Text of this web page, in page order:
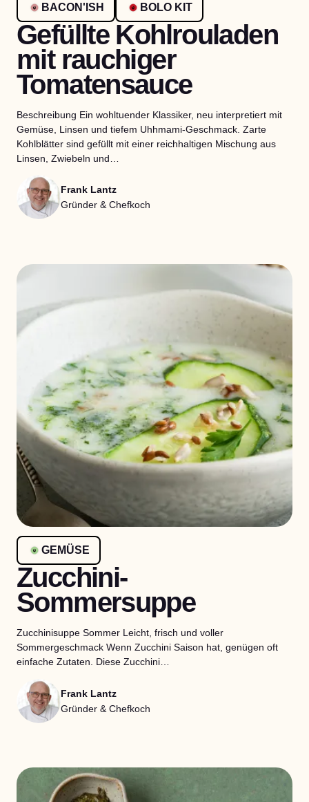
BACON'ISH BOLO KIT
Gefüllte Kohlrouladen
mit rauchiger
Tomatensauce
Beschreibung Ein wohltuender Klassiker, neu interpretiert mit
Gemüse, Linsen und tiefem Uhhmami-Geschmack. Zarte
Kohlblätter sind gefüllt mit einer reichhaltigen Mischung aus
Linsen, Zwiebeln und…
Frank Lantz
Gründer & Chefkoch
GEMÜSE
Zucchini-
Sommersuppe
Zucchinisuppe Sommer Leicht, frisch und voller
Sommergeschmack Wenn Zucchini Saison hat, genügen oft
einfache Zutaten. Diese Zucchini…
Frank Lantz
Gründer & Chefkoch